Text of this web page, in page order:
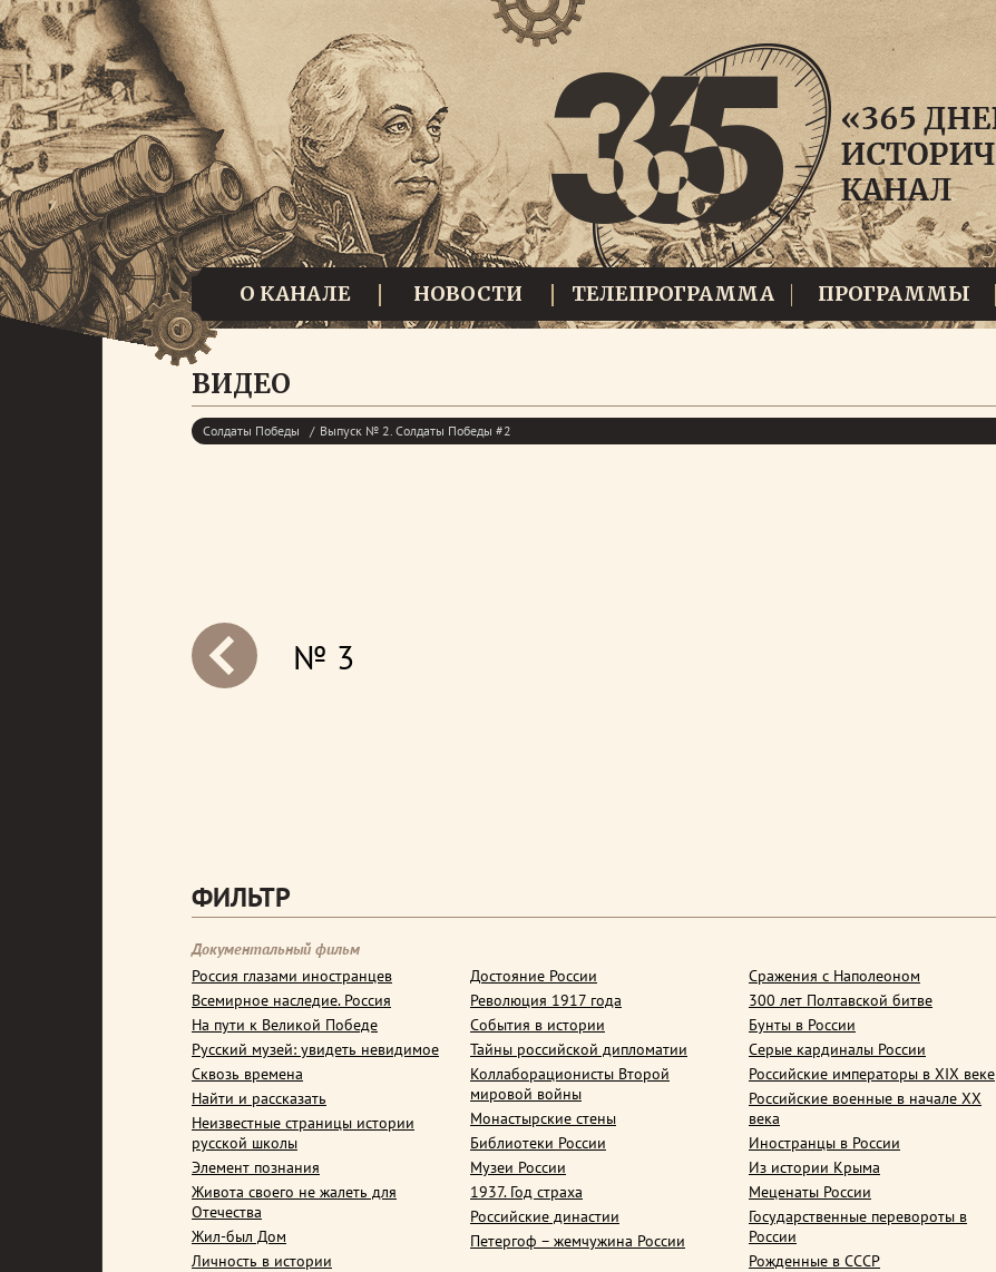
О КАНАЛЕ НОВОСТИ ТЕЛЕПРОГРАММА ПРОГРАММЫ
ВИДЕО
Солдаты Победы Выпуск № 2. Солдаты Победы #2
№ 3
ФИЛЬТР
Документальный фильм
Россия глазами иностранцев
Всемирное наследие. Россия
На пути к Великой Победе
Русский музей: увидеть невидимое
Сквозь времена
Найти и рассказать
Неизвестные страницы истории
русской школы
Элемент познания
Живота своего не жалеть для
Отечества
Жил-был Дом
Личность в истории
Достояние России
Революция 1917 года
События в истории
Тайны российской дипломатии
Коллаборационисты Второй
мировой войны
Монастырские стены
Библиотеки России
Музеи России
1937. Год страха
Российские династии
Петергоф – жемчужина России
Сражения с Наполеоном
300 лет Полтавской битве
Бунты в России
Серые кардиналы России
Российские императоры в XIX веке
Российские военные в начале ХХ
века
Иностранцы в России
Из истории Крыма
Меценаты России
Государственные перевороты в
России
Рожденные в СССР